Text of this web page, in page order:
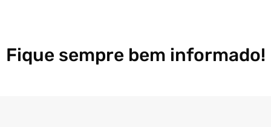
Fique sempre bem informado!